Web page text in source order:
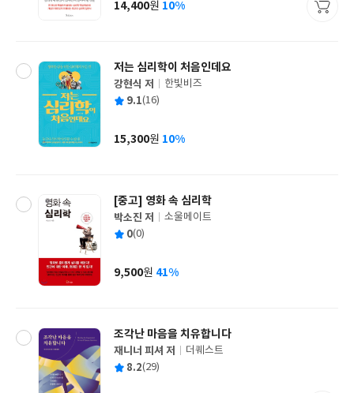
가
14,400원 10%
저는 심리학이 처음인데요
글
쓴
강현식 저
출
사
한빛비즈
평 9.1(16)
가
15,300원 10%
[중고] 영화 속 심리학
글
쓴
박소진 저
출
사
소울메이트
평 0(0)
가
9,500원 41%
조각난 마음을 치유합니다
글
쓴
재니너 피셔 저
출
더퀘스트
평 8.2(29)